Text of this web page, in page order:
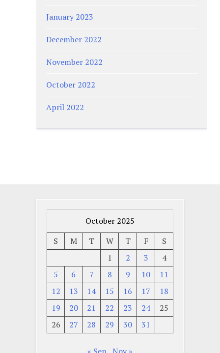
January 2023
December 2022
November 2022
October 2022
April 2022
October 2025
S
M T W T F
S
1
2 3
4
5
6 7 8 9 10
11
12
13 14 15 16 17
18
19
20 21 22 23 24
25
26
27 28 29 30 31
« Sep Nov »